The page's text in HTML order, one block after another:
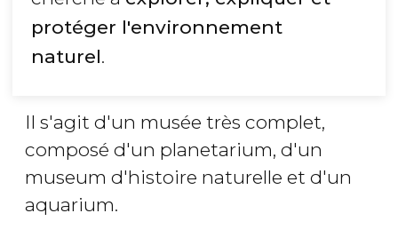
protéger l'environnement
naturel.
Il s'agit d'un musée très complet,
composé d'un planetarium, d'un
museum d'histoire naturelle et d'un
aquarium.